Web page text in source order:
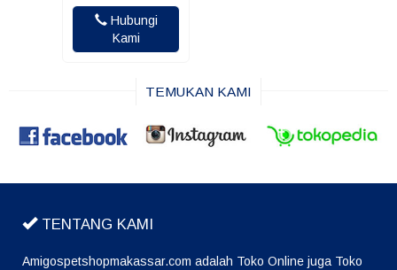
Hubungi
Kami
TEMUKAN KAMI
TENTANG KAMI
Amigospetshopmakassar.com adalah Toko Online juga Toko